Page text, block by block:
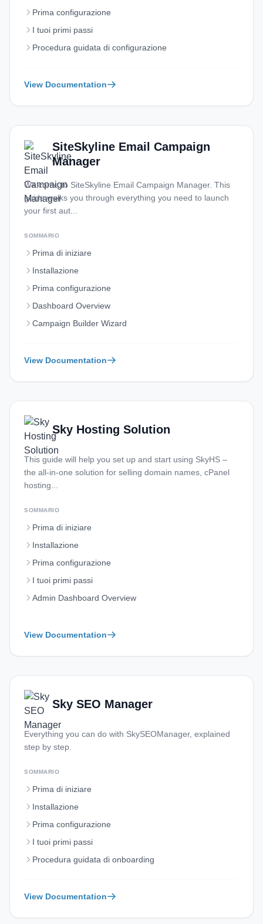
Prima configurazione
I tuoi primi passi
Procedura guidata di configurazione
View Documentation
SiteSkyline Email Campaign
Manager
Welcome to SiteSkyline Email Campaign Manager. This
guide walks you through everything you need to launch
your first aut...
SOMMARIO
Prima di iniziare
Installazione
Prima configurazione
Dashboard Overview
Campaign Builder Wizard
View Documentation
Sky Hosting Solution
This guide will help you set up and start using SkyHS –
the all‑in‑one solution for selling domain names, cPanel
hosting...
SOMMARIO
Prima di iniziare
Installazione
Prima configurazione
I tuoi primi passi
Admin Dashboard Overview
View Documentation
Sky SEO Manager
Everything you can do with SkySEOManager, explained
step by step.
SOMMARIO
Prima di iniziare
Installazione
Prima configurazione
I tuoi primi passi
Procedura guidata di onboarding
View Documentation